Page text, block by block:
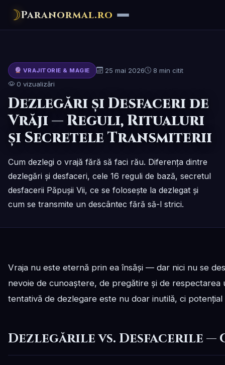
☽Paranormal.ro
VRAJITORIE & MAGIE 25 mai 2026
8 min citit
0 vizualizări
Dezlegări și Desfaceri de
Vrăji — Reguli, Ritualuri
și Secretele Transmiterii
Cum dezlegi o vrajă fără să faci rău. Diferența dintre
dezlegări și desfaceri, cele 16 reguli de bază, secretul
desfacerii Păpușii Vii, ce se folosește la dezlegat și
cum se transmite un descântec fără să-l strici.
Vraja nu este eternă prin ea însăși — dar nici nu se
nevoie de cunoaștere, de pregătire și de respectarea
tentativă de dezlegare este nu doar inutilă, ci
Dezlegările vs. Desfacerile —